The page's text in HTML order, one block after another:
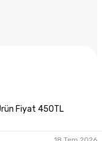
Fiyat 450TL